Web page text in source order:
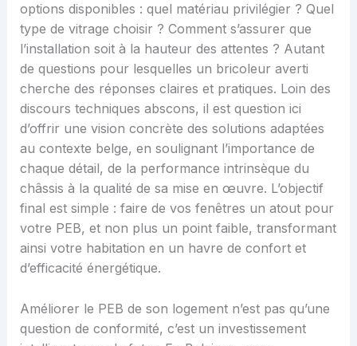
options disponibles : quel matériau privilégier ? Quel
type de vitrage choisir ? Comment s’assurer que
l’installation soit à la hauteur des attentes ? Autant
de questions pour lesquelles un bricoleur averti
cherche des réponses claires et pratiques. Loin des
discours techniques abscons, il est question ici
d’offrir une vision concrète des solutions adaptées
au contexte belge, en soulignant l’importance de
chaque détail, de la performance intrinsèque du
châssis à la qualité de sa mise en œuvre. L’objectif
final est simple : faire de vos fenêtres un atout pour
votre PEB, et non plus un point faible, transformant
ainsi votre habitation en un havre de confort et
d’efficacité énergétique.
Améliorer le PEB de son logement n’est pas qu’une
question de conformité, c’est un investissement